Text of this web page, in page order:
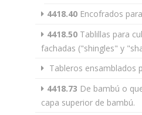
4418.40 Encofrados
4418.50 Tablillas para
fachadas ("shingles" y
Tableros ensamblados
4418.73 De bambú o
capa superior de bambú.